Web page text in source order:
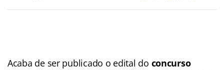
Acaba de ser publicado o edital do concurso